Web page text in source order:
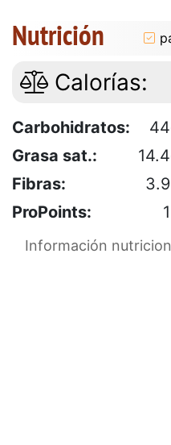
Nutrición
Calorías:
Carbohidratos:
Grasa sat.:
Fibras:
ProPoints:
Información